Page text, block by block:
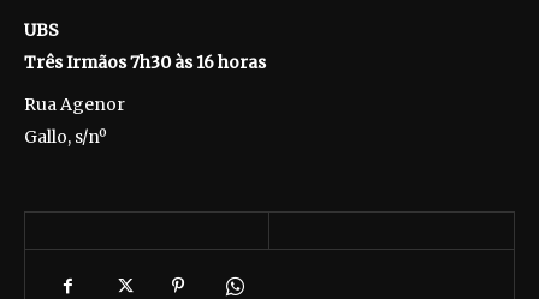
UBS
Três Irmãos 7h30 às 16 horas
Rua Agenor
Gallo, s/nº